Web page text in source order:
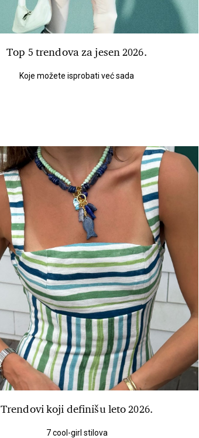
Top 5 trendova za jesen 2026.
Koje možete isprobati već sada
Trendovi koji definišu leto 2026.
7 cool-girl stilova